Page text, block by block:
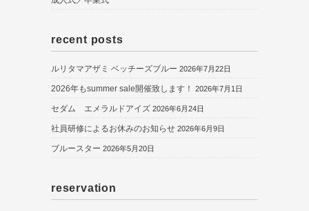
recent posts
ルリタマアザミ ベッチーズブルー 2026年7月22日
2026年もsummer sale開催致します！ 2026年7月1日
セダム エメラルドアイズ 2026年6月24日
社員研修によるお休みのお知らせ 2026年6月9日
ブルースター 2026年5月20日
reservation